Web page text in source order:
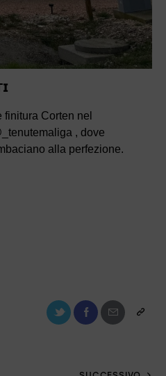
finitura Corten nel
, dove
alla perfezione.